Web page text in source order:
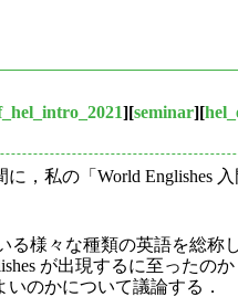
][seminar][
私の「World Englishes
様々な種類の英語を総称
が出現するに至ったの
のかについて議論する．